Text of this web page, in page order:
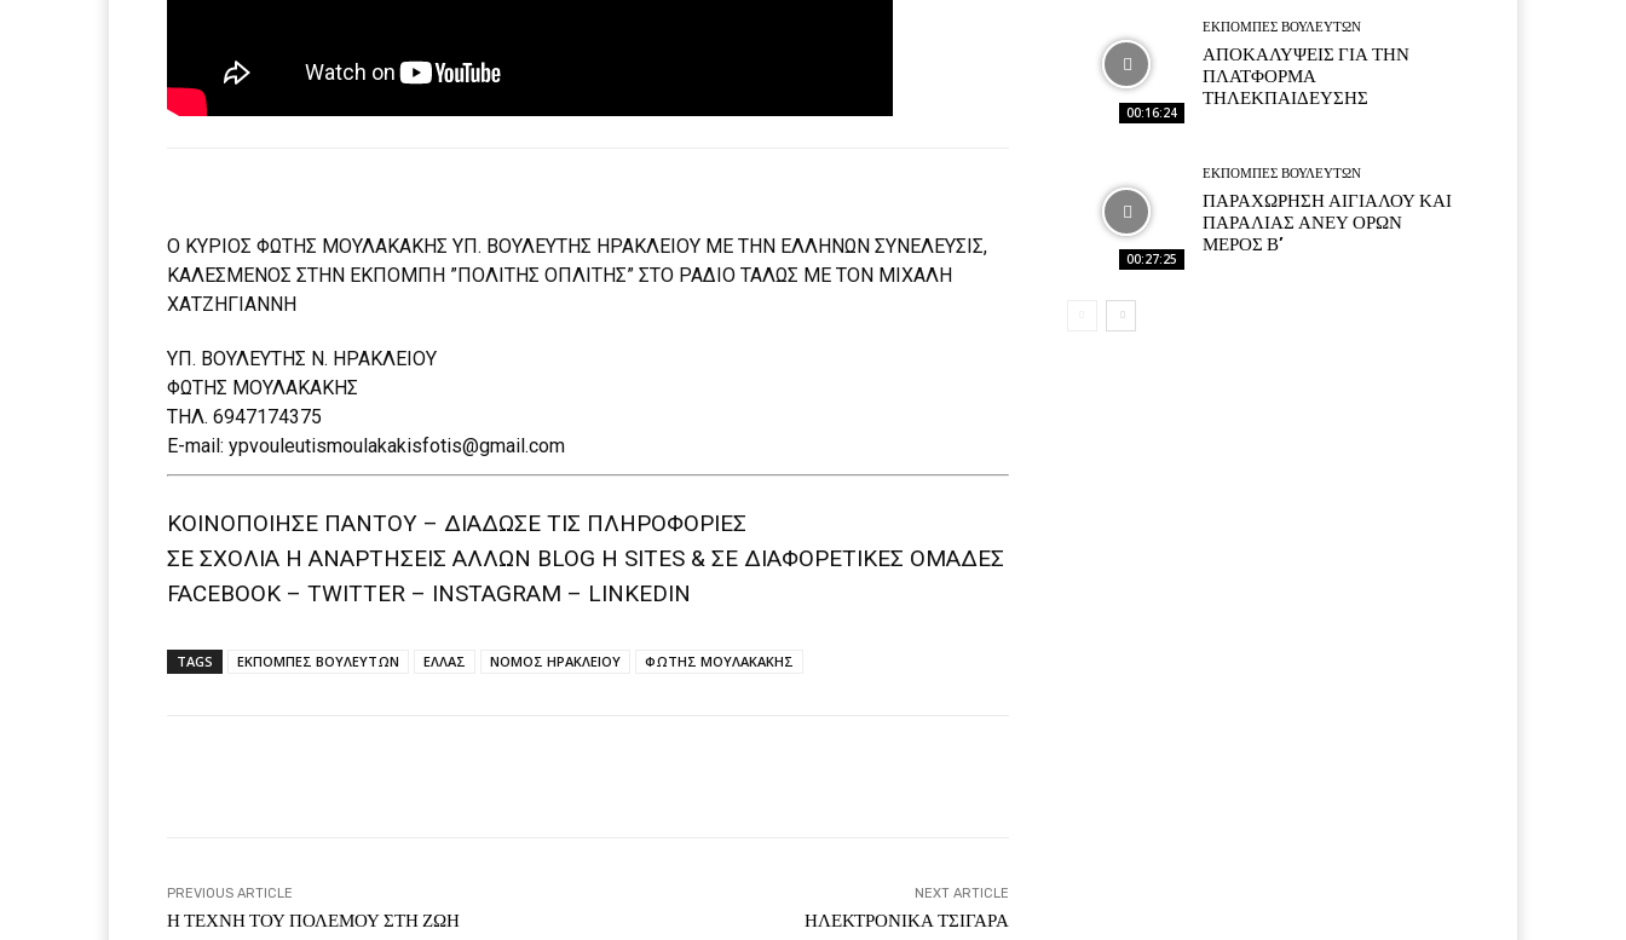
Ο ΚΥΡΙΟΣ ΦΩΤΗΣ ΜΟΥΛΑΚΑΚΗΣ ΥΠ. ΒΟΥΛΕΥΤΗΣ ΗΡΑΚΛΕΙΟΥ ΜΕ ΤΗΝ ΕΛΛΗΝΩΝ ΣΥΝΕΛΕΥΣΙΣ,
ΚΑΛΕΣΜΕΝΟΣ ΣΤΗΝ ΕΚΠΟΜΠΗ ”ΠΟΛΙΤΗΣ ΟΠΛΙΤΗΣ” ΣΤΟ ΡΑΔΙΟ ΤΑΛΩΣ ΜΕ ΤΟΝ ΜΙΧΑΛΗ
ΧΑΤΖΗΓΙΑΝΝΗ
ΥΠ. ΒΟΥΛΕΥΤΗΣ Ν. ΗΡΑΚΛΕΙΟΥ
ΦΩΤΗΣ ΜΟΥΛΑΚΑΚΗΣ
ΤΗΛ. 6947174375
E-mail: ypvouleutismoulakakisfotis@gmail.com
ΚΟΙΝΟΠΟΙΗΣΕ ΠΑΝΤΟΥ – ΔΙΑΔΩΣΕ ΤΙΣ ΠΛΗΡΟΦΟΡΙΕΣ
ΣΕ ΣΧΟΛΙΑ H ΑΝAΡΤΗΣΕΙΣ ΑΛΛΩΝ BLOG H SITES & ΣΕ ΔΙΑΦΟΡΕTIKEΣ ΟΜΑΔΕΣ
FACEBOOK – TWITTER – INSTAGRAM – LINKEDIN
TAGS ΕΚΠΟΜΠΕΣ ΒΟΥΛΕΥΤΩΝ ΕΛΛΑΣ ΝΟΜΟΣ ΗΡΑΚΛΕΙΟΥ ΦΩΤΗΣ ΜΟΥΛΑΚΑΚΗΣ
PREVIOUS ARTICLE
Η ΤΕΧΝΗ ΤΟΥ ΠΟΛΕΜΟΥ ΣΤΗ ΖΩΗ
NEXT ARTICLE
ΗΛΕΚΤΡΟΝΙΚΑ ΤΣΙΓΑΡΑ
00:16:24
ΕΚΠΟΜΠΕΣ ΒΟΥΛΕΥΤΩΝ
ΑΠΟΚΑΛΥΨΕΙΣ ΓΙΑ ΤΗΝ
ΠΛΑΤΦΟΡΜΑ
ΤΗΛΕΚΠΑΙΔΕΥΣΗΣ
00:27:25
ΕΚΠΟΜΠΕΣ ΒΟΥΛΕΥΤΩΝ
ΠΑΡΑΧΩΡΗΣΗ ΑΙΓΙΑΛΟΥ ΚΑΙ
ΠΑΡΑΛΙΑΣ ΑΝΕΥ ΟΡΩΝ
ΜΕΡΟΣ Β’